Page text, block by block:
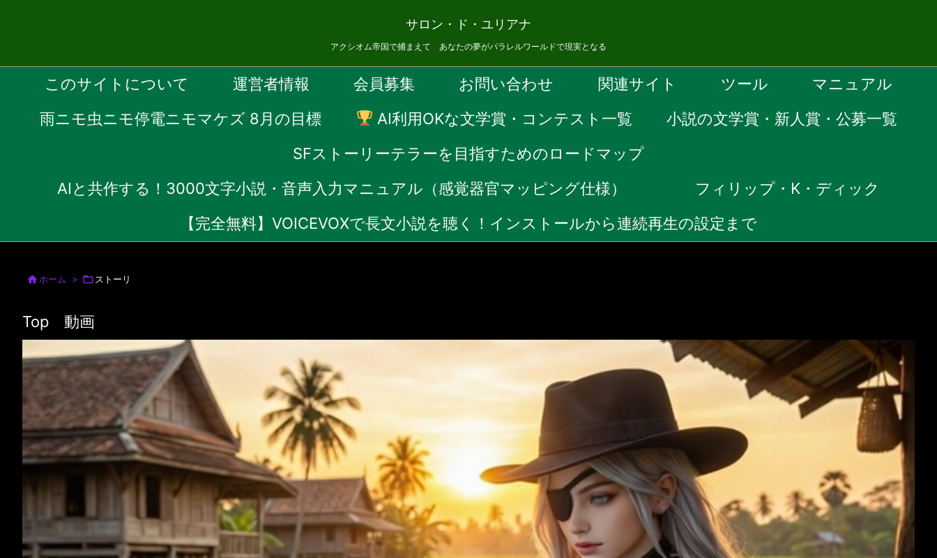
サロン・ド・ユリアナ
アクシオム帝国で捕まえて あなたの夢がパラレルワールドで現実となる
このサイトについて 運営者情報 会員募集 お問い合わせ 関連サイト ツール
マニュアル
雨ニモ虫ニモ停電ニモマケズ 8月の目標
AI利用OKな文学賞・コンテスト一覧
小説の文学賞・新人賞・公募一覧
SFストーリーテラーを目指すためのロードマップ
AIと共作する！3000文字小説・音声入力マニュアル（感覚器官マッピング仕様）
フィリップ・K・ディック
【完全無料】VOICEVOXで長文小説を聴く！インストールから連続再生の設定まで
 ホーム >  ストーリ
Top 動画